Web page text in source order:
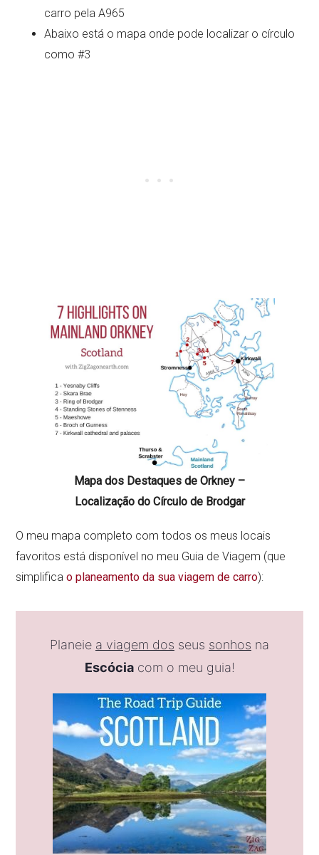
carro pela A965
Abaixo está o mapa onde pode localizar o círculo
como #3
Mapa dos Destaques de Orkney –
Localização do Círculo de Brodgar
O meu mapa completo com todos os meus locais
favoritos está disponível no meu Guia de Viagem (que
simplificao planeamento da sua viagem de carro):
Planeie a viagem dos seus sonhos na
Escóciacom o meu guia!